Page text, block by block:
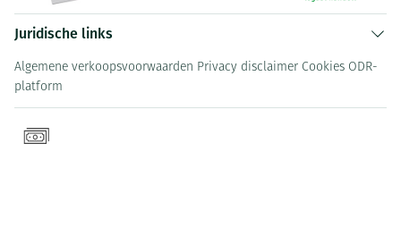
Juridische links
Algemene verkoopsvoorwaarden Privacy disclaimer Cookies ODR-
platform